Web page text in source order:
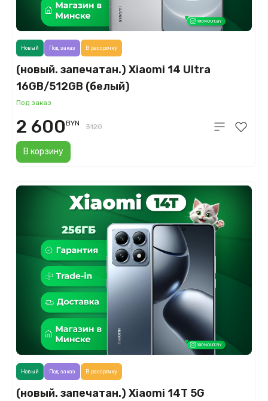
(новый. запечатан.) Xiaomi 14 Ultra
16GB/512GB (белый)
Под заказ
В корзину
Новый Под заказ В рассрочку
2 600BYN 3120
(новый. запечатан.) Xiaomi 14T 5G
Новый Под заказ В рассрочку